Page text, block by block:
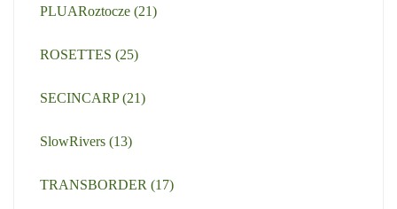
PLUARoztocze (21)
ROSETTES (25)
SECINCARP(21)
SlowRivers (13)
TRANSBORDER (17)